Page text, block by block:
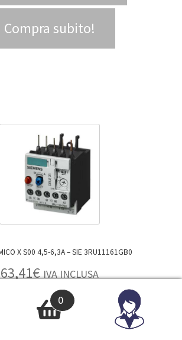
Compra subito!
RELÈ TERMICO X S00 4,5-6,3A – SIE 3RU11161GB0
63,41€ IVA INCLUSA
IVA ESCLUSA
0